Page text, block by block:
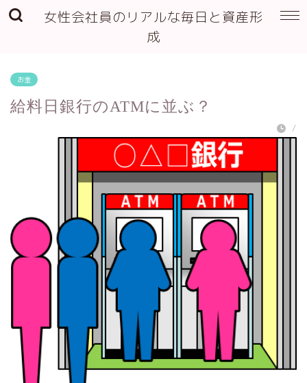
女性会社員のリアルな毎日と資産形
成
お金
給料日銀行のATMに並ぶ？
/